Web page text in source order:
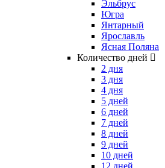
Эльбрус
Югра
Янтарный
Ярославль
Ясная Поляна
Количество дней
2 дня
3 дня
4 дня
5 дней
6 дней
7 дней
8 дней
9 дней
10 дней
12 дней